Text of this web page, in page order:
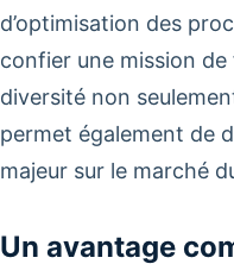
d’optimisation des
confier une mission
diversité non
permet également de
majeur sur le marché
Un avantage